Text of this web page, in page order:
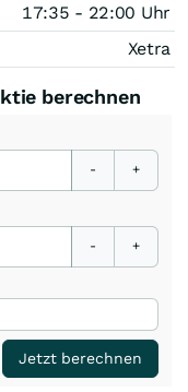
17:35 - 22:00 Uhr
Xetra
berechnen
- +
- +
Jetzt berechnen